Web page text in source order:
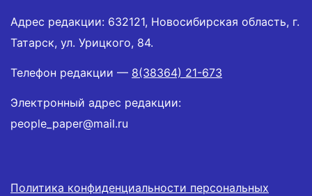
Адрес редакции: 632121, Новосибирская область, г.
Татарск, ул. Урицкого, 84.
Телефон редакции — 8(38364) 21-673
Электронный адрес редакции:
people_paper@mail.ru
Политика конфиденциальности персональных